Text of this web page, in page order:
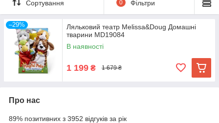
Сортування 0 Фільтри
–29%
Ляльковий театр Melissa&Doug Домашні
тварини MD19084
В наявності
1 199 ₴ 1 679 ₴
Про нас
89% позитивних з 3952 відгуків за рік